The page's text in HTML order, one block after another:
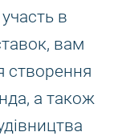
в
вам
створення
а також